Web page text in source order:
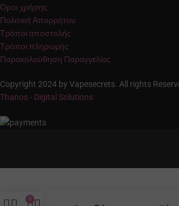
Όροι χρήσης
Πολιτική Απορρήτου
Τρόποι αποστολής
Τρόποι πληρωμής
Παρακολούθηση Παραγγελίας
Copyright 2024 by Vapesecrets. All rights
Thanos - Digital Solutions
0